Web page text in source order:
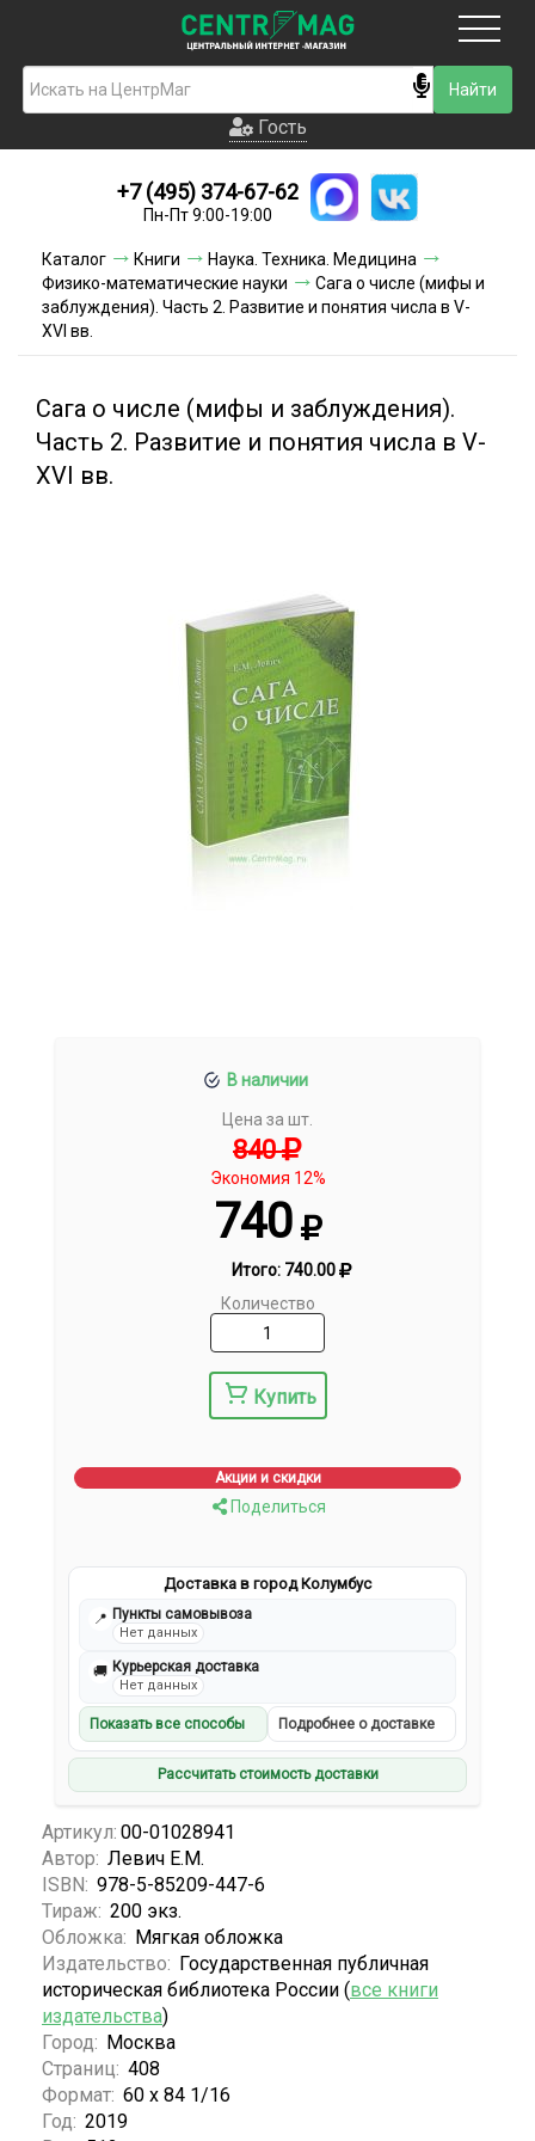
Гость
Новинки
Условия доставки
Условия оплаты
Акции и скидки
Гость
+7 (495) 374-67-62
Пн-Пт 9:00-19:00
Каталог Книги
Наука. Техника. Медицина
Физико-математические науки
Сага о числе (мифы и
заблуждения). Часть 2. Развитие и понятия числа в V-
XVI вв.
Сага о числе (мифы и заблуждения).
Часть 2. Развитие и понятия числа в V-
XVI вв.
В наличии
Цена за шт.
840
Экономия 12%
740
Итого: 740.00
Количество
Купить
Акции и скидки
Поделиться
Доставка в город Колумбус
📍 Пункты самовывоза
Нет данных
🚚 Курьерская доставка
Нет данных
Показать все способы Подробнее о доставке
Рассчитать стоимость доставки
Артикул: 00-01028941
Автор: Левич Е.М.
ISBN: 978-5-85209-447-6
Тираж: 200 экз.
Обложка: Мягкая обложка
Издательство: Государственная публичная
историческая библиотека России (все книги
издательства)
Город: Москва
Страниц: 408
Формат: 60 х 84 1/16
Год: 2019